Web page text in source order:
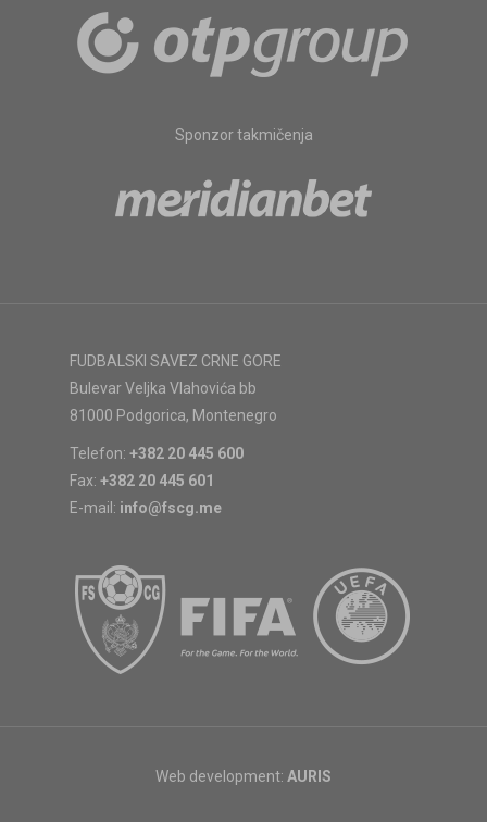
Sponzor takmičenja
FUDBALSKI SAVEZ CRNE GORE
Bulevar Veljka Vlahovića bb
81000 Podgorica, Montenegro
Telefon: +382 20 445 600
Fax: +382 20 445 601
E-mail: info@fscg.me
Web development: AURIS